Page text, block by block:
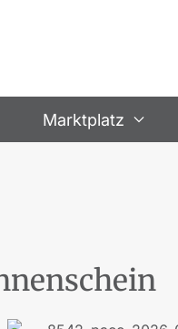
Marktplatz